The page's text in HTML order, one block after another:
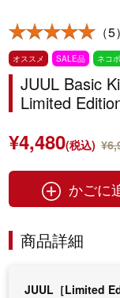
（
オススメ SALE品 ネコ
JUUL Basic
Limited
¥4,480(税込)
かごに
商品詳細
JUUL［Limited